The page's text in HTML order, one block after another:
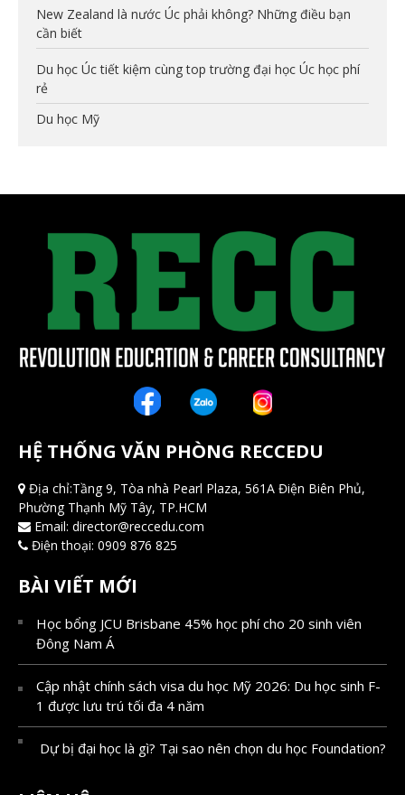
New Zealand là nước Úc phải không? Những điều bạn
cần biết
Du học Úc tiết kiệm cùng top trường đại học Úc học phí
rẻ
Du học Mỹ
HỆ THỐNG VĂN PHÒNG RECCEDU
Địa chỉ:Tầng 9, Tòa nhà Pearl Plaza, 561A Điện Biên Phủ,
Phường Thạnh Mỹ Tây, TP.HCM
Email: director@reccedu.com
Điện thoại: 0909 876 825
BÀI VIẾT MỚI
Học bổng JCU Brisbane 45% học phí cho 20 sinh viên
Đông Nam Á
Cập nhật chính sách visa du học Mỹ 2026: Du học sinh F-
1 được lưu trú tối đa 4 năm
Dự bị đại học là gì? Tại sao nên chọn du học Foundation?